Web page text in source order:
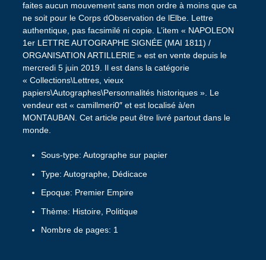
faites aucun mouvement sans mon ordre à moins que ca
ne soit pour le Corps dObservation de lElbe. Lettre
authentique, pas facsimilé ni copie. L’item « NAPOLEON
1er LETTRE AUTOGRAPHE SIGNÉE (MAI 1811) /
ORGANISATION ARTILLERIE » est en vente depuis le
mercredi 5 juin 2019. Il est dans la catégorie
« Collections\Lettres, vieux
papiers\Autographes\Personnalités historiques ». Le
vendeur est « camillmeri0″ et est localisé à/en
MONTAUBAN. Cet article peut être livré partout dans le
monde.
Sous-type: Autographe sur papier
Type: Autographe, Dédicace
Epoque: Premier Empire
Thème: Histoire, Politique
Nombre de pages: 1